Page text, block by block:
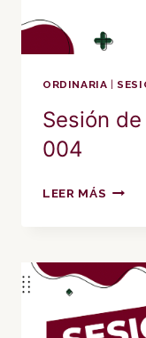
ORDINARIA |
Sesión
004
LEER MÁS
004